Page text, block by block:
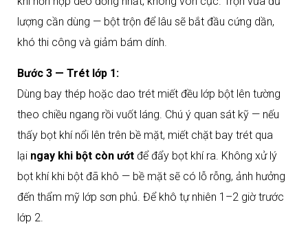
lượng cần dùng — bột trộn để lâu sẽ bắt đầu cứng dần,
khó thi công và giảm bám dính.
Bước 3 — Trét lớp 1:
Dùng bay thép hoặc dao trét miết đều lớp bột lên tường
theo chiều ngang rồi vuốt láng. Chú ý quan sát kỹ — nếu
thấy bọt khí nổi lên trên bề mặt, miết chặt bay trét qua
lại ngay khi bột còn ướt để đẩy bọt khí ra. Không xử lý
bọt khí khi bột đã khô — bề mặt sẽ có lỗ rỗng, ảnh hưởng
đến thẩm mỹ lớp sơn phủ. Để khô tự nhiên 1–2 giờ trước
lớp 2.